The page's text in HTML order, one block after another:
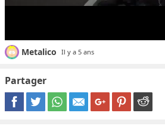
Metalico Il y a 5 ans
Partager